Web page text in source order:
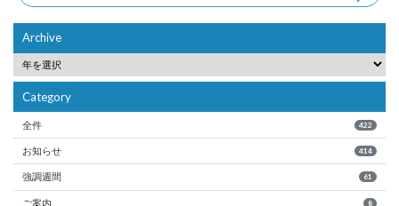
Archive
Category
全件 422
お知らせ 414
強調週間 61
ご案内 8